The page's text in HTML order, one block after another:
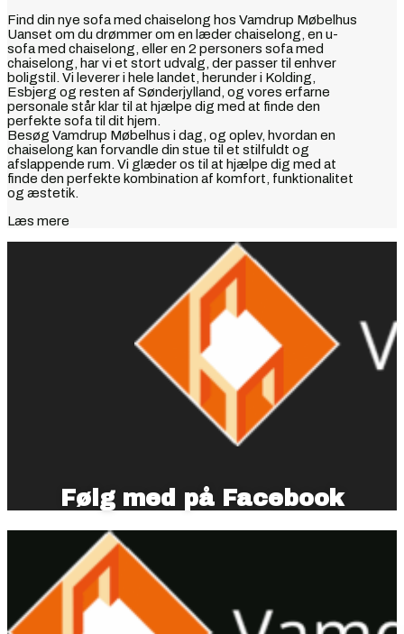
Find din nye sofa med chaiselong hos Vamdrup Møbelhus
Uanset om du drømmer om en læder chaiselong, en u-
sofa med chaiselong, eller en 2 personers sofa med
chaiselong, har vi et stort udvalg, der passer til enhver
boligstil. Vi leverer i hele landet, herunder i Kolding,
Esbjerg og resten af Sønderjylland, og vores erfarne
personale står klar til at hjælpe dig med at finde den
perfekte sofa til dit hjem.
Besøg Vamdrup Møbelhus i dag, og oplev, hvordan en
chaiselong kan forvandle din stue til et stilfuldt og
afslappende rum. Vi glæder os til at hjælpe dig med at
finde den perfekte kombination af komfort, funktionalitet
og æstetik.
Læs mere
Følg med på Facebook